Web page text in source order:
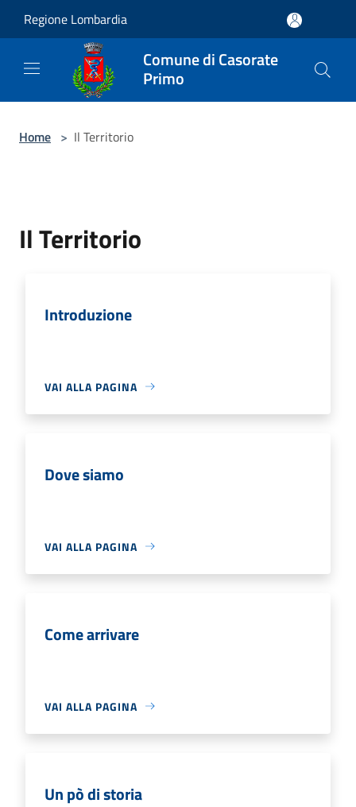
Regione Lombardia
Comune di Casorate
Primo
Home > Il Territorio
Il Territorio
Introduzione
VAI ALLA PAGINA
Dove siamo
VAI ALLA PAGINA
Come arrivare
VAI ALLA PAGINA
Un pò di storia